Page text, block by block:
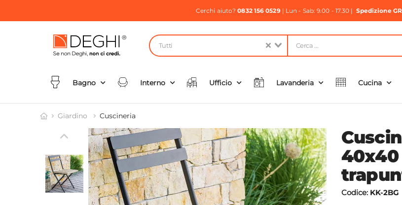
Cerchi aiuto?0832 156 0529| Lun - Sab: 9.00 - 17.30 | Spedizione
Tutti
Bagno Interno Ufficio Lavanderia Cucina
Giardino Cuscineria
Codice: KK-2BG